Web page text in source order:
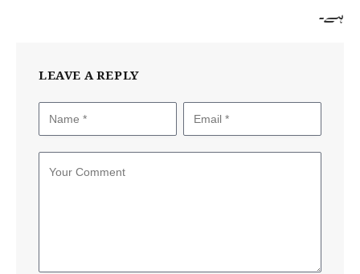
ہے۔
LEAVE A REPLY